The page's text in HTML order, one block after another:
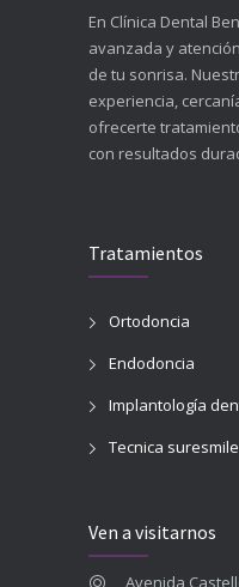
En Clínica Dental
avanzada y
de tu sonrisa.
experiencia,
ofrecerte
con resultados
Tratamientos
Ortodoncia
Endodoncia
Implantología
Tecnica suresmile
Ven a visitarnos
Avenida